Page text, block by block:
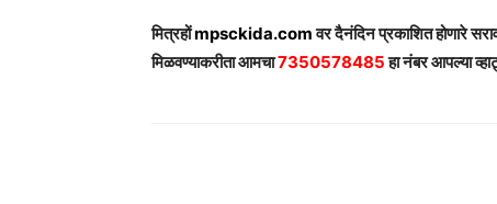
मित्रहोंmpsckida.comवर दैनंदिन प्रकाशित होणारे
मिळवण्याकरीता आमचा7350578485हा नंबर आपल्या